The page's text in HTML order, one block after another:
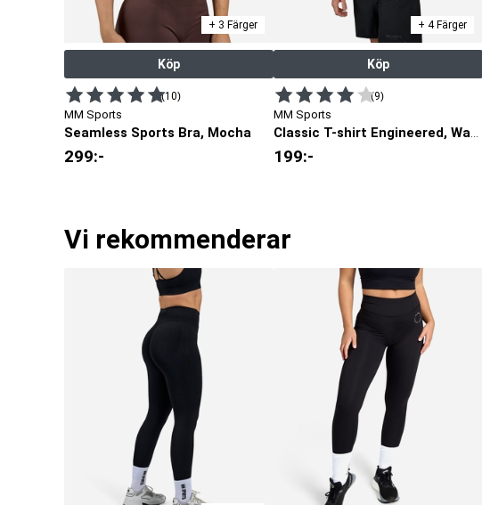
+ 3 Färger
Köp
(10)
MM Sports
Seamless Sports Bra, Mocha
299:-
+ 4 Färger
Köp
(9)
MM Sports
Classic T-shirt Engineered, Warm Grey
199:-
Vi rekommenderar